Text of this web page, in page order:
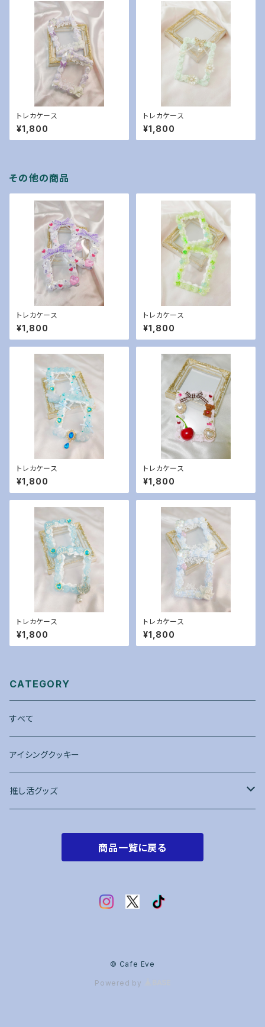
トレカケース
¥1,800
トレカケース
¥1,800
その他の商品
トレカケース
¥1,800
トレカケース
¥1,800
トレカケース
¥1,800
トレカケース
¥1,800
トレカケース
¥1,800
トレカケース
¥1,800
CATEGORY
すべて
アイシングクッキー
推し活グッズ
商品一覧に戻る
© Cafe Eve
Powered by